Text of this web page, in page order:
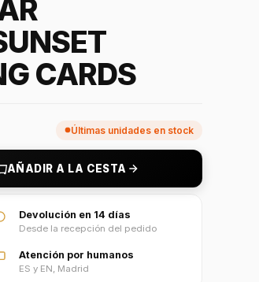
CARDS
Últimas unidades en stock
AÑADIR A LA CESTA
Devolución en 14 días
Desde la recepción del pedido
Atención por humanos
ES y EN, Madrid